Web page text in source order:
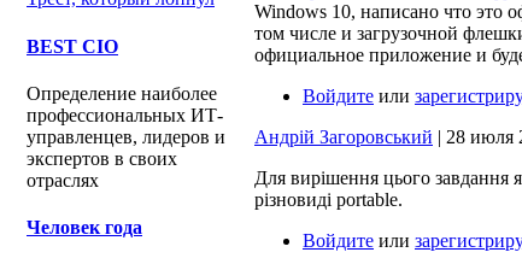
BEST CIO
Определение наиболее
профессиональных ИТ-
управленцев, лидеров и
экспертов в своих
отраслях
Человек года
Windows 10, написано что это
том числе и загрузочной
официальное приложение и
Войдите или
Андрій Загоровський | 28 июля
Для вирішення цього завдання
різновиді portable.
Войдите или